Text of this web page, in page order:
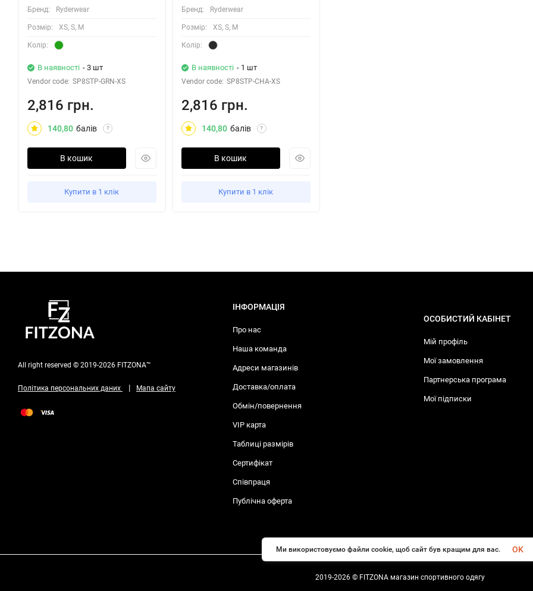
Бренд: Ryderwear
Розмiр: XS, S, M
Колiр:
В наявності - 3 шт
Vendor code: SP8STP-GRN-XS
2,816 грн.
140,80 балів ?
В кошик
Купити в 1 клік
Бренд: Ryderwear
Розмiр: XS, S, M
Колiр:
В наявності - 1 шт
Vendor code: SP8STP-CHA-XS
2,816 грн.
140,80 балів ?
В кошик
Купити в 1 клік
All right reserved © 2019-2026 FITZONA™
Політика персональних даних | Мапа сайту
ІНФОРМАЦІЯ
Про нас
Наша команда
Адреси магазинів
Доставка/оплата
Обмін/повернення
VIP карта
Таблиці размiрів
Сертифікат
Співпраця
Публічна оферта
ОСОБИСТИЙ КАБІНЕТ
Мій профіль
Мої замовлення
Партнерська програма
Мої підписки
2019-2026 © FITZONA магазин спортивного одягу
Ми використовуємо файли cookie, щоб сайт був кращим для вас. OK